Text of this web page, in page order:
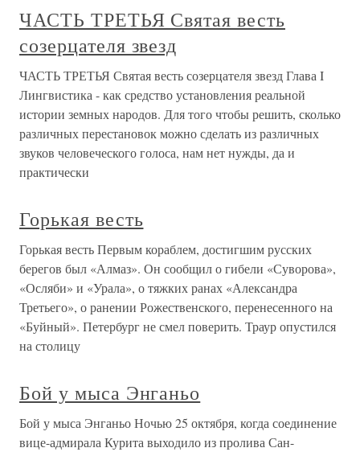
ЧАСТЬ ТРЕТЬЯ Святая весть
созерцателя звезд
ЧАСТЬ ТРЕТЬЯ Святая весть созерцателя звезд Глава I
Лингвистика - как средство установления реальной
истории земных народов. Для того чтобы решить, сколько
различных перестановок можно сделать из различных
звуков человеческого голоса, нам нет нужды, да и
практически
Горькая весть
Горькая весть Первым кораблем, достигшим русских
берегов был «Алмаз». Он сообщил о гибели «Суворова»,
«Осляби» и «Урала», о тяжких ранах «Александра
Третьего», о ранении Рожественского, перенесенного на
«Буйный». Петербург не смел поверить. Траур опустился
на столицу
Бой у мыса Энганьо
Бой у мыса Энганьо Ночью 25 октября, когда соединение
вице-адмирала Курита выходило из пролива Сан-